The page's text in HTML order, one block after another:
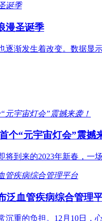
漫圣诞季
逐渐发生着改变。数据显
个“元宇宙灯会”震撼
到来的2023年新春，一
泛血管疾病综合管理
重的负担。12月10日